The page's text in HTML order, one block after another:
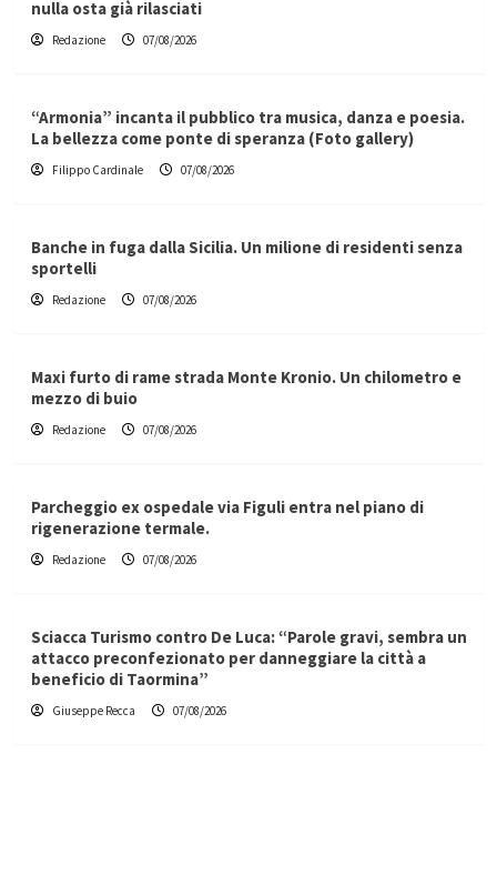
nulla osta già rilasciati
Redazione 07/08/2026
“Armonia” incanta il pubblico tra musica, danza e poesia.
La bellezza come ponte di speranza (Foto gallery)
Filippo Cardinale 07/08/2026
Banche in fuga dalla Sicilia. Un milione di residenti senza
sportelli
Redazione 07/08/2026
Maxi furto di rame strada Monte Kronio. Un chilometro e
mezzo di buio
Redazione 07/08/2026
Parcheggio ex ospedale via Figuli entra nel piano di
rigenerazione termale.
Redazione 07/08/2026
Sciacca Turismo contro De Luca: “Parole gravi, sembra un
attacco preconfezionato per danneggiare la città a
beneficio di Taormina”
Giuseppe Recca 07/08/2026